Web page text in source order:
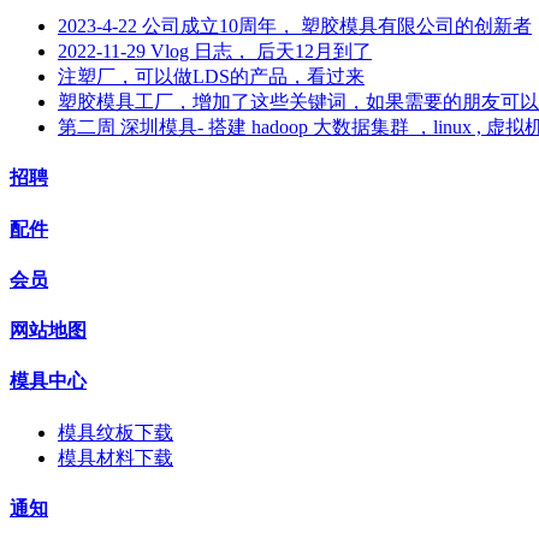
2023-4-22 公司成立10周年， 塑胶模具有限公司的创新者
2022-11-29 Vlog 日志， 后天12月到了
注塑厂，可以做LDS的产品，看过来
塑胶模具工厂，增加了这些关键词，如果需要的朋友可
第二周 深圳模具- 搭建 hadoop 大数据集群 ，linux , 虚拟
招聘
配件
会员
网站地图
模具中心
模具纹板下载
模具材料下载
通知